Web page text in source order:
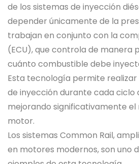
de los sistemas de inyección
depender únicamente de la
trabajan en conjunto con la
(ECU), que controla de manera
cuánto combustible debe
Esta tecnología permite
de inyección durante cada ciclo
mejorando significativamente
motor.
Los sistemas Common Rail,
en motores modernos, son uno